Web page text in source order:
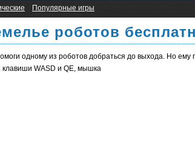
Популярные игры
роботов
одному из роботов добраться до выхода. Но ему
клавиши WASD и QE, мышка